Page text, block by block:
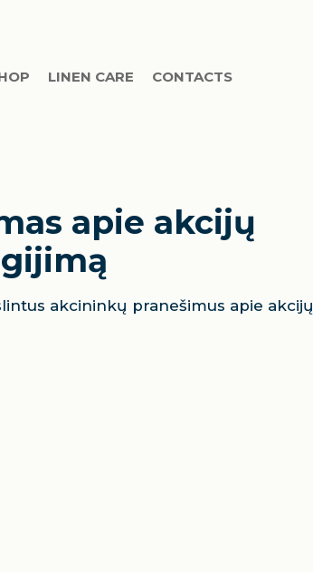
LINEN CARE CONTACTS
apie akcijų
akcininkų pranešimus apie akcijų